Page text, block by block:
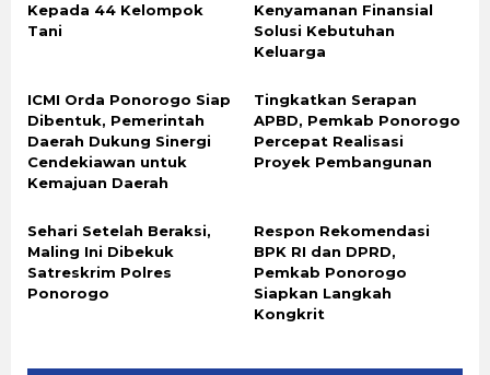
Kepada 44 Kelompok
Tani
Kenyamanan Finansial
Solusi Kebutuhan
Keluarga
ICMI Orda Ponorogo Siap
Dibentuk, Pemerintah
Daerah Dukung Sinergi
Cendekiawan untuk
Kemajuan Daerah
Tingkatkan Serapan
APBD, Pemkab Ponorogo
Percepat Realisasi
Proyek Pembangunan
Sehari Setelah Beraksi,
Maling Ini Dibekuk
Satreskrim Polres
Ponorogo
Respon Rekomendasi
BPK RI dan DPRD,
Pemkab Ponorogo
Siapkan Langkah
Kongkrit